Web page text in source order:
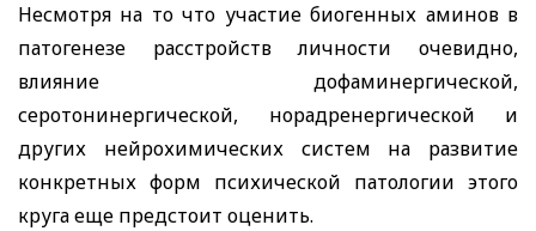
Несмотря на то что участие биогенных аминов в
патогенезе расстройств личности очевидно,
влияние дофаминергической,
серотонинергической, норадренергической и
других нейрохимических систем на развитие
конкретных форм психической патологии этого
круга еще предстоит оценить.